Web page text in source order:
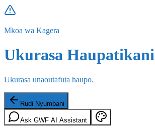
Mkoa wa Kagera
Ukurasa Haupatikani
Ukurasa unaoutafuta haupo.
Rudi Nyumbani
Ask GWF AI Assistant